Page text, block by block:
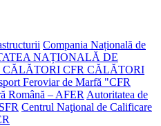
Compania Națională de
NAȚIONALĂ DE
CĂLĂTORI CFR CĂLĂTORI
Feroviar de Marfă "CFR
Română – AFER Autoritatea de
Centrul Naţional de Calificare